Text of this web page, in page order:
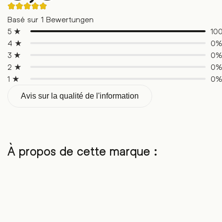
Noté
5.00
sur
5
sur
la
base
de
1
évaluations
de
Basé sur 1 Bewertungen
5 ★
4 ★
0%
3 ★
0%
2 ★
0%
1 ★
0%
Avis sur la qualité de l'information
À propos de cette marque :